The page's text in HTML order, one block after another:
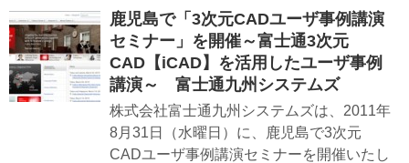
鹿児島で「3次元CADユーザ事例講演
セミナー」を開催～富士通3次元
CAD【iCAD】を活用したユーザ事例
講演～ 富士通九州システムズ
株式会社富士通九州システムズは、2011年
8月31日（水曜日）に、鹿児島で3次元
CADユーザ事例講演セミナーを開催いたし